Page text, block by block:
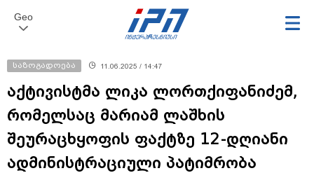
Geo
საზოგადოება 11.06.2025 / 14:47
აქტივისტმა ლიკა ლორთქიფანიძემ,
რომელსაც მარიამ ლაშხის
შეურაცხყოფის ფაქტზე 12-დღიანი
ადმინისტრაციული პატიმრობა